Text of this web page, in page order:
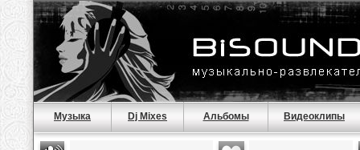
Музыка Dj Mixes Альбомы Видеоклипы